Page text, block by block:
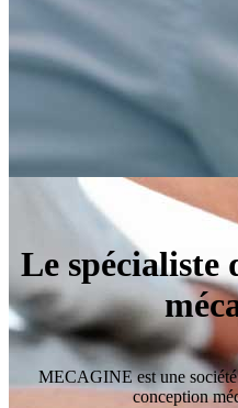
Le spécialiste
MECAGINE est une société
conception